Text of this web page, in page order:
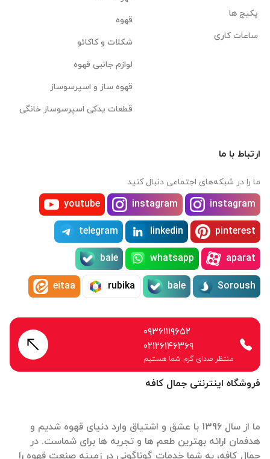
فروشگاه اینترنتی جمال کافه
ما از سال 1396 با عشق و اشتیاق وارد دنیای قهوه شدیم و
هدفمان ارائه بهترین طعم ها و تجربه ها برای شماست. در
جمال کافه، به شما خدمات گوناگونی در زمینه صنعت قهوه را
پکیج ها
ساعات کاری
قهوه
شکلات و کاکائو
لوازم جانبی قهوه
قهوه ساز و اسپرسوساز
قطعات یدکی اسپرسوساز خانگی
ارتباط با ما
ما را در شبکه‌های اجتماعی دنبال کنید
instagram
instagram
youtube
pinterest
linkedin
telegram
aparat
whatsapp
bale
Soroush
bale
rubika
eitaa
۰۹۳۶۱۱۱۹۶۵۲
۰۲۱۲۶۱۴۶۳۶۹
منتظر صدای گرم شما هستیم